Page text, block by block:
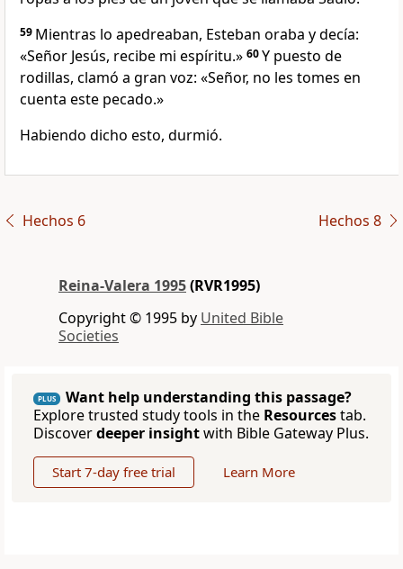
59 Mientras lo apedreaban, Esteban oraba y decía:
«Señor Jesús, recibe mi espíritu.» 60Y puesto de
rodillas, clamó a gran voz: «Señor, no les tomes en
cuenta este pecado.»
Habiendo dicho esto, durmió.
Hechos 6 Hechos 8
Reina-Valera 1995(RVR1995)
Copyright © 1995 by United Bible
Societies
PLUS
Want help understanding this passage?
Explore trusted study tools in the Resourcestab.
Discoverdeeper insightwith Bible Gateway Plus.
Start 7-day free trial Learn More